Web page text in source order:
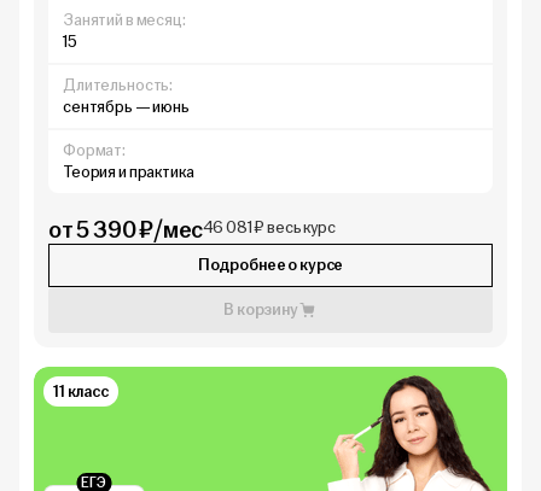
Занятий в месяц:
15
Длительность:
сентябрь — июнь
Формат:
Теория и практика
от 5 390 ₽/мес46 081 ₽ весь курс
Подробнее о курсе
В корзину
ЕГЭ
11 класс